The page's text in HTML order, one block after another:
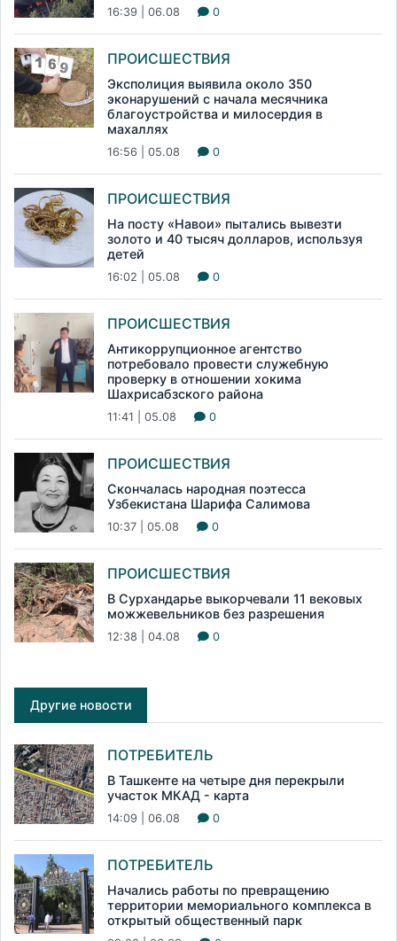
16:39 | 06.08 0
ПРОИСШЕСТВИЯ
Эксполиция выявила около 350
эконарушений с начала месячника
благоустройства и милосердия в
махаллях
16:56 | 05.08 0
ПРОИСШЕСТВИЯ
На посту «Навои» пытались вывезти
золото и 40 тысяч долларов, используя
детей
16:02 | 05.08 0
ПРОИСШЕСТВИЯ
Антикоррупционное агентство
потребовало провести служебную
проверку в отношении хокима
Шахрисабзского района
11:41 | 05.08 0
ПРОИСШЕСТВИЯ
Скончалась народная поэтесса
Узбекистана Шарифа Салимова
10:37 | 05.08 0
ПРОИСШЕСТВИЯ
В Сурхандарье выкорчевали 11 вековых
можжевельников без разрешения
12:38 | 04.08 0
Другие новости
ПОТРЕБИТЕЛЬ
В Ташкенте на четыре дня перекрыли
участок МКАД - карта
14:09 | 06.08 0
ПОТРЕБИТЕЛЬ
Начались работы по превращению
территории мемориального комплекса в
открытый общественный парк